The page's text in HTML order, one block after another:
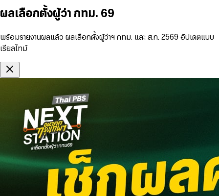
ผลเลือกตั้งผู้ว่า กทม. 69
พร้อมรายงานผลแล้ว ผลเลือกตั้งผู้ว่าฯ กทม. และ ส.ก. 2569 อัปเดตแบบ
เรียลไทม์